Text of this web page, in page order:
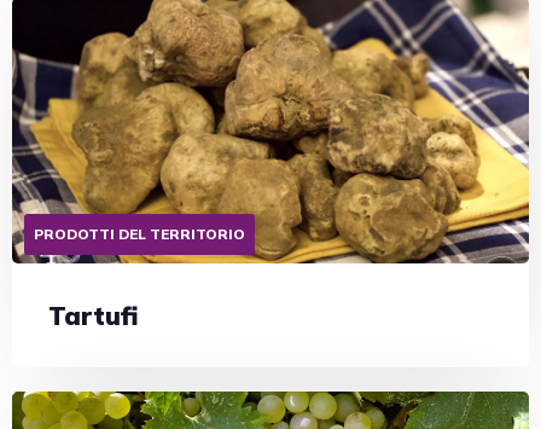
PRODOTTI DEL TERRITORIO
Tartufi